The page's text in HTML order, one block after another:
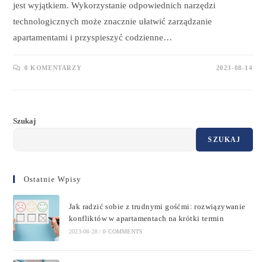
jest wyjątkiem. Wykorzystanie odpowiednich narzędzi
technologicznych może znacznie ułatwić zarządzanie
apartamentami i przyspieszyć codzienne…
0 KOMENTARZY 2023-08-14
Szukaj
SZUKAJ
Ostatnie Wpisy
Jak radzić sobie z trudnymi gośćmi: rozwiązywanie
konfliktów w apartamentach na krótki termin
2023-08-28 / 0 COMMENTS